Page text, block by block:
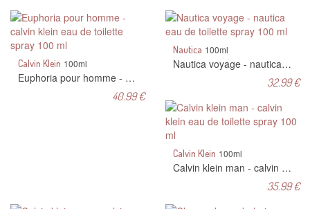
Calvin Klein 100ml
Euphoria pour homme - calvin klein eau de toilette spray 100 ml
40.99 €
Nautica 100ml
Nautica voyage - nautica eau de toilette spray 100 ml
32.99 €
Calvin Klein 100ml
Calvin klein man - calvin klein eau de toilette spray 100 ml
35.99 €